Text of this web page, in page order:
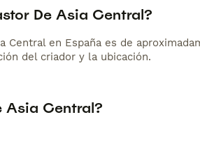
De Asia Central?
Central en España es de
del criador y la ubicación.
Asia Central?